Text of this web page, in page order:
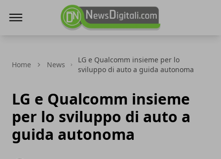
Home News
LG e Qualcomm insieme per lo
sviluppo di auto a guida autonoma
LG e Qualcomm insieme
per lo sviluppo di auto a
guida autonoma